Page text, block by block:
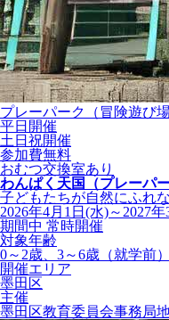
プレーパーク（冒険遊び場
平日開催
土日祝開催
参加費無料
おむつ交換室あり
わんぱく天国（プレーパー
子どもたちが自然にふれ
2026年4月1日(水)～2027
期間中 常時開催
対象年齢
0～2歳、3～6歳（就学前
開催エリア
墨田区
主催
墨田区教育委員会事務局